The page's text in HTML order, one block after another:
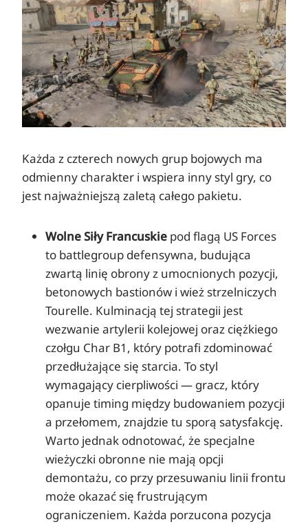
Każda z czterech nowych grup bojowych ma
odmienny charakter i wspiera inny styl gry, co
jest najważniejszą zaletą całego pakietu.
Wolne Siły Francuskie pod flagą US Forces
to battlegroup defensywna, budująca
zwartą linię obrony z umocnionych pozycji,
betonowych bastionów i wież strzelniczych
Tourelle. Kulminacją tej strategii jest
wezwanie artylerii kolejowej oraz ciężkiego
czołgu Char B1, który potrafi zdominować
przedłużające się starcia. To styl
wymagający cierpliwości — gracz, który
opanuje timing między budowaniem pozycji
a przełomem, znajdzie tu sporą satysfakcję.
Warto jednak odnotować, że specjalne
wieżyczki obronne nie mają opcji
demontażu, co przy przesuwaniu linii frontu
może okazać się frustrującym
ograniczeniem. Każda porzucona pozycja